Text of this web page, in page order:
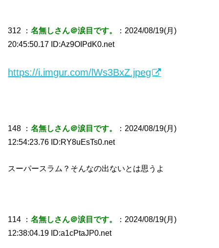
312 ：名無しさん＠涙目です。
：2024/08/19(月)
20:45:50.17 ID:Az9OIPdK0.net
https://i.imgur.com/lWs3BxZ.jpeg
148 ：名無しさん＠涙目です。
：2024/08/19(月)
12:54:23.76 ID:RY8uEsTs0.net
スーパースラム？そんなの出ないとは思うよ
114 ：名無しさん＠涙目です。
：2024/08/19(月)
12:38:04.19 ID:a1cPtaJP0.net